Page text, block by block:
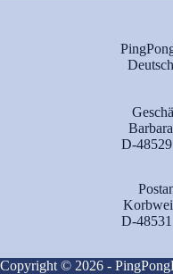
D-
D-
Copyright © 2026 -